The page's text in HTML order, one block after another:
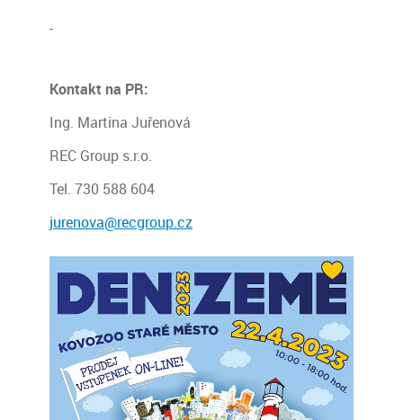
Kontakt na PR:
Ing. Martina Juřenová
REC Group s.r.o.
Tel. 730 588 604
jurenova@recgroup.cz